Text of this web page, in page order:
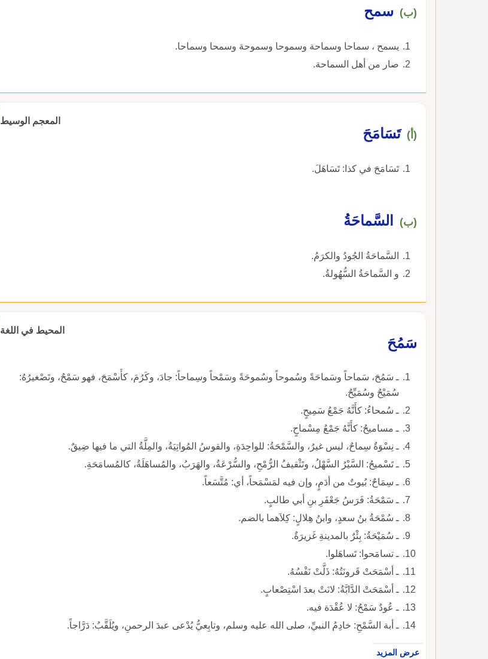
(ب) سمح
يسمح ، سماحا وسماحة وسموحا وسموحة وسمحا وسماحا.
صار من أهل السماحة.
المعجم الوسيط
(أ) تَسَامَحَ
تَسَامَحَ في كذا: تَسَاهَلَ.
(ب) السَّماحَةُ
السَّماحَةُ الجُودُ والكرَمُ.
و السَّماحَةُ السُّهُولةُ.
المحيط في اللغة
سَمُحَ
ـ سَمُحَ، سَماحاً وسَماحَةً وسُموحاً وسُموحَةً وسَمْحاً وسِماحاً: جادَ، وكَرُمَ، كأَسْمَحَ، فهو سَمْحٌ، وتَصْغيرُهُ:
سُمَيْحٌ وسُمَيِّحٌ.
ـ سُمحاءُ: كأَنَّهُ جَمْعُ سَمِيحٍ.
ـ مساميحُ: كأَنَّهُ جَمْعُ مِسْماحٍ.
ـ نِسْوَةٌ سِماحٌ، ليس غيرُ، والسَّمْحَةُ: للواحِدَةِ، والقوسُ المُواتِيَةُ، والمِلَّةُ التي ما فيها ضِيقٌ.
ـ تَسْميحُ: السَّيْرُ السَّهْلُ، وتَثْقيفُ الرُّمْحِ، والسُّرْعَةُ، والهَرَبُ، والمُساهَلَةُ، كالمُسامَحَةِ.
ـ سِمَاحٌ: بُيوتٌ من أدَمٍ، وإن فيه لمَسْمَحاً، أي: مُتَّسَعاً.
ـ سَمْحَةُ: فَرَسُ جَعْفَرِ بنِ أبي طالبٍ.
ـ سُمْحَةُ بنُ سعدٍ، وابنُ هِلالٍ: كِلاَهما بالضم.
ـ سُمَيْحَةُ: بِئْرٌ بالمدينةِ غَزيرَةٌ.
ـ تسامَحوا: تَساهَلوا.
ـ أسْمَحَتْ قَرونَتُهُ: ذَلَّتْ نَفْسُهُ.
ـ أسْمَحَتْ الدَّابَّةُ: لانَتْ بعدَ اسْتِصْعابٍ.
ـ عُودٌ سَمْحٌ: لا عُقْدَة فيه.
ـ أبة السَّمْحِ: خادِمُ النبيِّ، صلى الله عليه وسلم، وتابِعيُّ يُدْعى عبدَ الرحمنِ، ويُلَقَّبُ: دَرَّاجاً.
عرض المزيد